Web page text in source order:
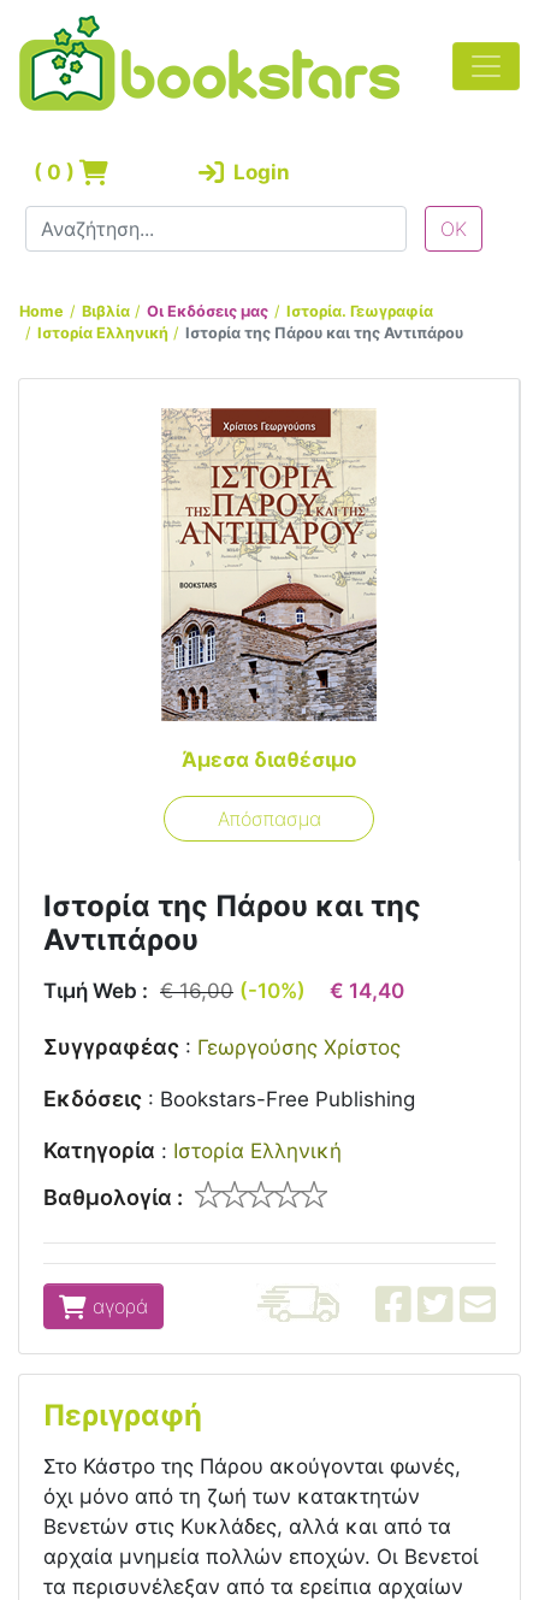
( 0 ) Login
Home Βιβλία Οι Εκδόσεις μας
Ιστορία. Γεωγραφία
Ιστορία Ελληνική
Ιστορία της Πάρου και της Αντιπάρου
Άμεσα διαθέσιμο
Απόσπασμα
Ιστορία της Πάρου και της
Αντιπάρου
Τιμή Web : € 16,00 (-10%) € 14,40
Συγγραφέας : Γεωργούσης Χρίστος
Εκδόσεις : Bookstars-Free Publishing
Κατηγορία : Ιστορία Ελληνική
Βαθμολογία :
αγορά
Περιγραφή
Στο Κάστρο της Πάρου ακούγονται φωνές,
όχι μόνο από τη ζωή των κατακτητών
Βενετών στις Κυκλάδες, αλλά και από τα
αρχαία μνημεία πολλών εποχών. Οι Βενετοί
τα περισυνέλεξαν από τα ερείπια αρχαίων